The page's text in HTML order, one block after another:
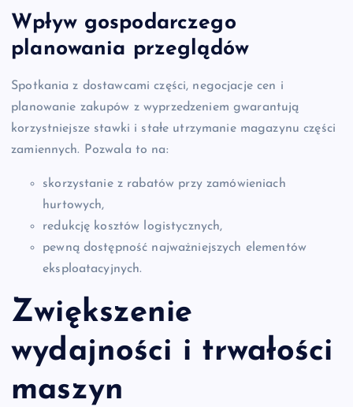
Wpływ gospodarczego
planowania przeglądów
Spotkania z dostawcami części, negocjacje cen i
planowanie zakupów z wyprzedzeniem gwarantują
korzystniejsze stawki i stałe utrzymanie magazynu części
zamiennych. Pozwala to na:
skorzystanie z rabatów przy zamówieniach
hurtowych,
redukcję kosztów logistycznych,
pewną dostępność najważniejszych elementów
eksploatacyjnych.
Zwiększenie
wydajności i trwałości
maszyn